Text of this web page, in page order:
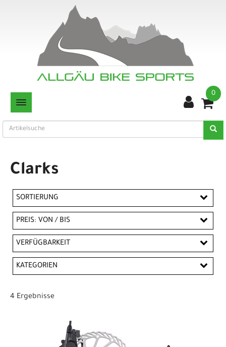
TOGGLE NAVIGATION
0
Clarks
SORTIERUNG
PREIS: VON / BIS
EUR
VERFÜGBARKEIT
KATEGORIEN
4 Ergebnisse